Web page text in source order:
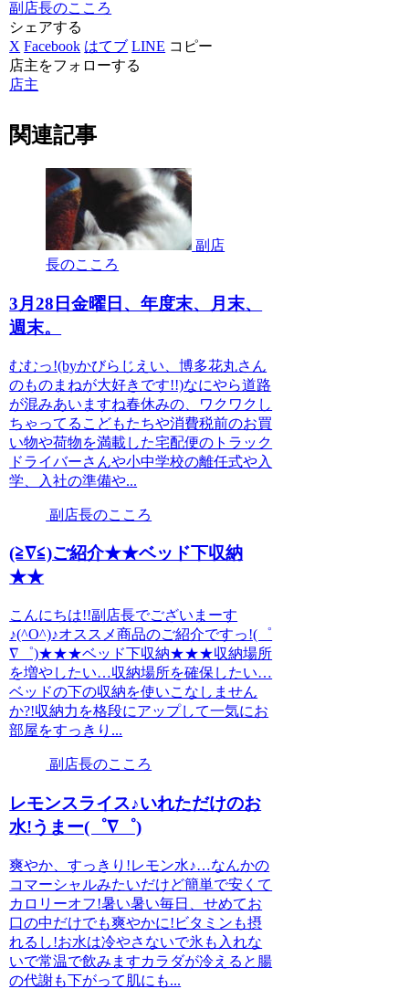
副店長のこころ
シェアする
X Facebook はてブ LINE コピー
店主をフォローする
店主
関連記事
副店
長のこころ
3月28日金曜日、年度末、月末、
週末。
むむっ!(byかびらじえい、博多花丸さん
のものまねが大好きです!!)なにやら道路
が混みあいますね春休みの、ワクワクし
ちゃってるこどもたちや消費税前のお買
い物や荷物を満載した宅配便のトラック
ドライバーさんや小中学校の離任式や入
学、入社の準備や...
副店長のこころ
(≧∇≦)ご紹介★★ベッド下収納
★★
こんにちは!!副店長でございまーす
♪(^O^)♪オススメ商品のご紹介ですっ!(゜
∇゜)★★★ベッド下収納★★★収納場所
を増やしたい…収納場所を確保したい…
ベッドの下の収納を使いこなしません
か?!収納力を格段にアップして一気にお
部屋をすっきり...
副店長のこころ
レモンスライス♪いれただけのお
水!うまー(゜∇゜)
爽やか、すっきり!レモン水♪…なんかの
コマーシャルみたいだけど簡単で安くて
カロリーオフ!暑い暑い毎日、せめてお
口の中だけでも爽やかに!ビタミンも摂
れるし!お水は冷やさないで氷も入れな
いで常温で飲みますカラダが冷えると腸
の代謝も下がって肌にも...